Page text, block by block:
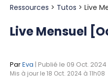
Ressources > Tutos > Live
Live Mensuel
ParEva | Publié le 09 Oct. 2024
Mis à jour le 18 Oct. 2024 à 11h08